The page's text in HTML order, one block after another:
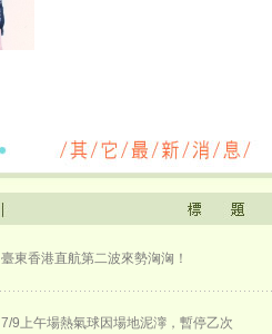
臺東香港直航第二波來勢洶洶！
7/9上午場熱氣球因場地泥濘，暫停乙次